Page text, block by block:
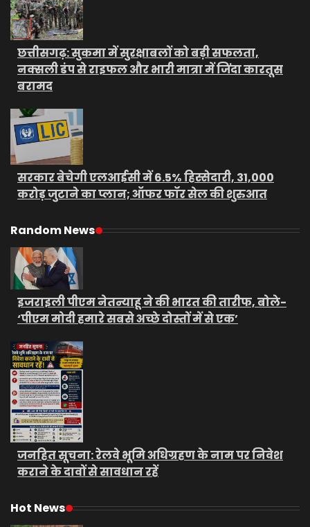
छत्तीसगढ़: सुकमा में सुरक्षाबलों को बड़ी सफलता,
नक्सली डंप से राइफल और भारी मात्रा में जिंदा कारतूस
बरामद
सरकार बेचेगी एलआईसी में 6.5% हिस्सेदारी, 31,000
करोड़ जुटाने का प्लान; ऑफर फॉर सेल की शुरुआत
Random News
इजराइली पीएम नेतन्याहू ने की भारत की तारीफ, बोले-
‘पीएम मोदी हमारे सबसे अच्छे दोस्तों में से एक’
जनहित सूचना: रेलवे भूमि अधिग्रहण के नाम पर निवेश
कराने के दावों से सावधान रहें
Hot News